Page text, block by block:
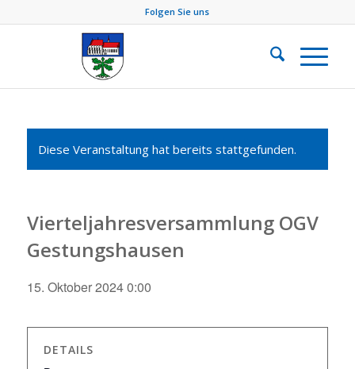
Folgen Sie uns
Diese Veranstaltung hat bereits stattgefunden.
Vierteljahresversammlung OGV
Gestungshausen
15. Oktober 2024 0:00
DETAILS